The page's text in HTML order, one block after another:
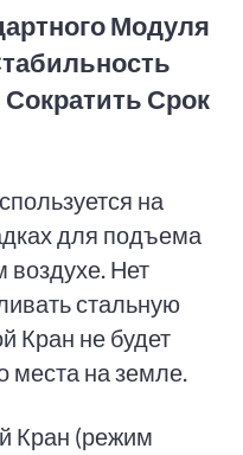
Модуля
Сократить Срок
на
для подъема
воздухе. Нет
стальную
Кран не будет
места на земле.
Кран (режим